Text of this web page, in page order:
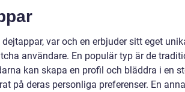
var och en erbjuder sitt eget
användare. En populär typ är de
kan skapa en profil och bläddra i en
på deras personliga preferenser. En